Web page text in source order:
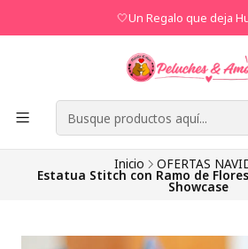
🤍Un Regalo que deja
Inicio OFERTAS
Estatua Stitch con Ramo de
Showcase